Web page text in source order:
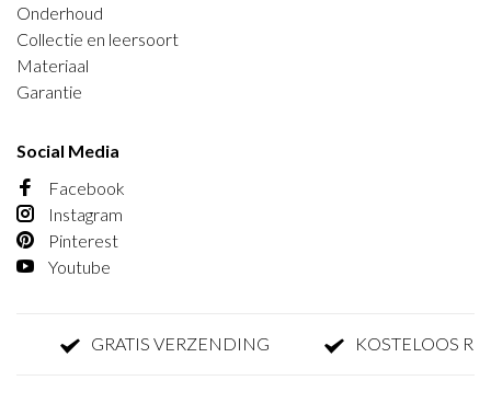
Onderhoud
Collectie en leersoort
Materiaal
Garantie
Social Media
Facebook
Instagram
Pinterest
Youtube
GRATIS VERZENDING KOSTELOOS